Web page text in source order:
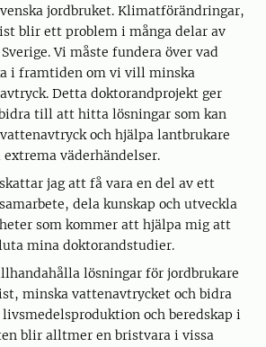
jordbruket. Klimatförändringar,
blir ett problem i många delar av
Vi måste fundera över vad
i framtiden om vi vill minska
Detta doktorandprojekt ger
till att hitta lösningar som kan
och hjälpa lantbrukare
väderhändelser.
jag att få vara en del av ett
dela kunskap och utveckla
som kommer att hjälpa mig att
mina doktorandstudier.
lösningar för jordbrukare
minska vattenavtrycket och bidra
och beredskap i
blir alltmer en bristvara i vissa